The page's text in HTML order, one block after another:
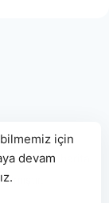
olarak
harita
için
devam